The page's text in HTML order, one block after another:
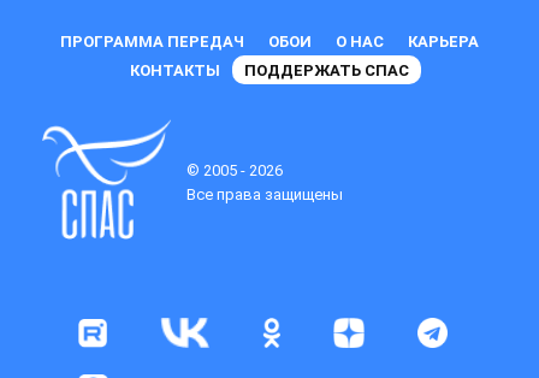
ПРОГРАММА ПЕРЕДАЧ ОБОИ О НАС
КАРЬЕРА
КОНТАКТЫ
ПОДДЕРЖАТЬ СПАС
© 2005 - 2026
Все права защищены